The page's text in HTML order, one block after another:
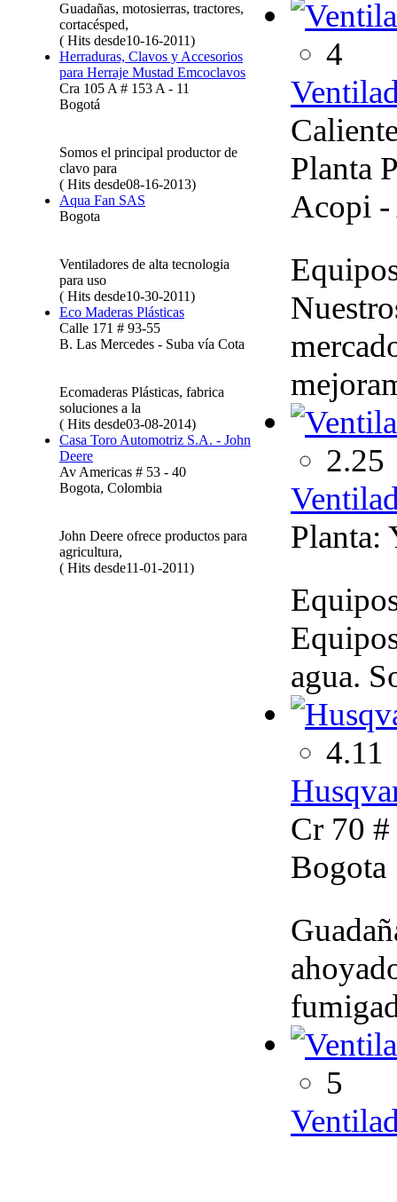
Guadañas, motosierras, tractores,
cortacésped,
( Hits desde10-16-2011)
Herraduras, Clavos y Accesorios
para Herraje Mustad Emcoclavos
Cra 105 A # 153 A - 11
Bogotá
Somos el principal productor de
clavo para
( Hits desde08-16-2013)
Aqua Fan SAS
Bogota
Ventiladores de alta tecnologia
para uso
( Hits desde10-30-2011)
Eco Maderas Plásticas
Calle 171 # 93-55
B. Las Mercedes - Suba vía Cota
Ecomaderas Plásticas, fabrica
soluciones a la
( Hits desde03-08-2014)
Casa Toro Automotriz S.A. - John
Deere
Av Americas # 53 - 40
Bogota, Colombia
John Deere ofrece productos para
agricultura,
( Hits desde11-01-2011)
4
Planta
Acopi
2.25
Planta:
agua.
4.11
Cr 70
Bogota
5